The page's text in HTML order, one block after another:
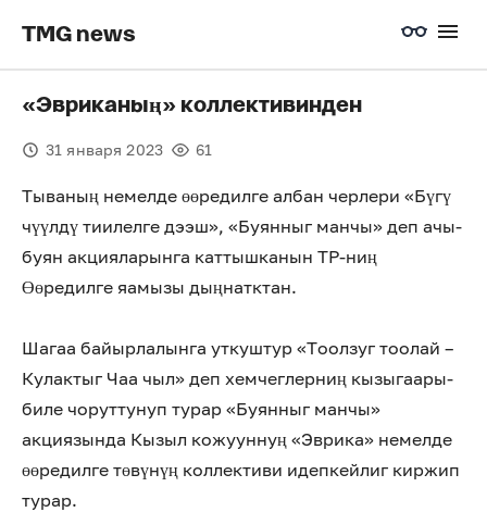
TMG news
«Эвриканың» коллективинден
31 января 2023 61
Тываның немелде өөредилге албан черлери «Бүгү
чүүлдү тиилелге дээш», «Буянныг манчы» деп ачы-
буян акцияларынга каттышканын ТР-ниң
Өөредилге яамызы дыңнатктан.
Шагаа байырлалынга уткуштур «Тоолзуг тоолай –
Кулактыг Чаа чыл» деп хемчеглерниң кызыгаары-
биле чоруттунуп турар «Буянныг манчы»
акциязында Кызыл кожууннуң «Эврика» немелде
өөредилге төвүнүң коллективи идепкейлиг киржип
турар.